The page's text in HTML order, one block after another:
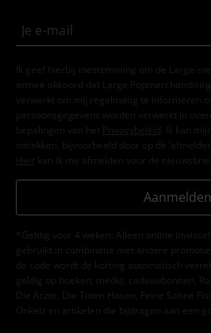
Ik geef hierbij toestemming om de Large-
ermee akkoord dat Large
verwerkt om mij regelmatig te informeren
persoonsgegevens worden verwerkt in
bepalingen van het
Privacybeleid . Ik kan
intrekken, bijvoorbeeld door op de
Hier kan ik me afmelden voor de nieuwsbrief.
Aanmelden
*Geldig voor 4 weken. Alleen online
gebruikt in combinatie met andere
de code wordt de korting automatisch
geldig op boeken, media, cadeaubonnen,
Die Ärzte, Die Toten Hosen, Feine Sahne
Onkelz en artikelen die bijdragen aan een